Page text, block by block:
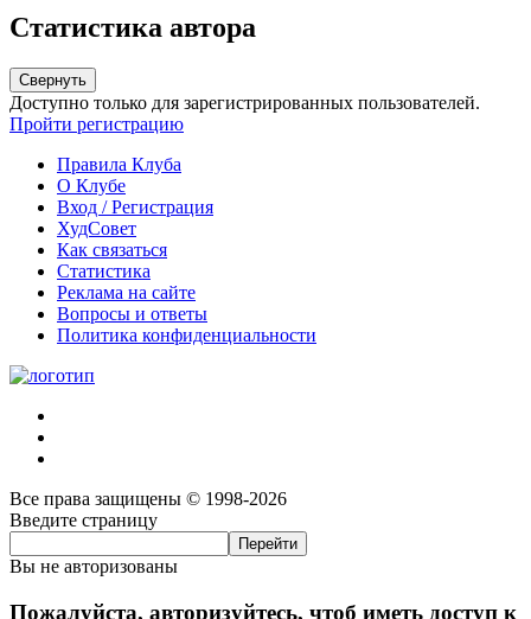
Статистика автора
Свернуть
Доступно только для зарегистрированных пользователей.
Пройти регистрацию
Правила Клуба
О Клубе
Вход / Регистрация
ХудСовет
Как связаться
Статистика
Реклама на сайте
Вопросы и ответы
Политика конфиденциальности
Все права защищены © 1998-2026
Введите страницу
Вы не авторизованы
Пожалуйста, авторизуйтесь, чтоб иметь доступ к